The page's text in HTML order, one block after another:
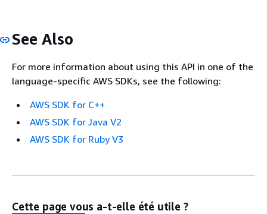
See Also
For more information about using this API in one of the
language-specific AWS SDKs, see the following:
AWS SDK for C++
AWS SDK for Java V2
AWS SDK for Ruby V3
Cette page vous a-t-elle été utile ?